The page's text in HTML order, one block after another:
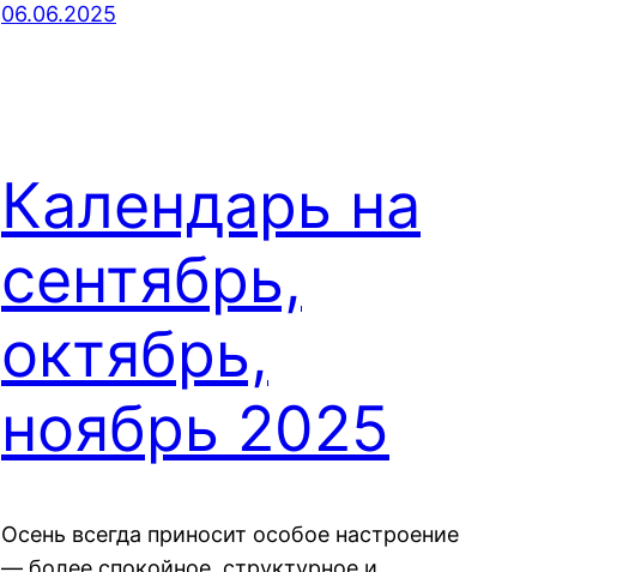
06.06.2025
Календарь на
сентябрь,
октябрь,
ноябрь 2025
Осень всегда приносит особое настроение